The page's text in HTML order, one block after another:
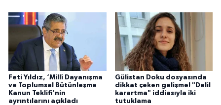
Feti Yıldız, ‘Millî Dayanışma
ve Toplumsal Bütünleşme
Kanun Teklifi'nin
ayrıntılarını açıkladı
Gülistan Doku dosyasında
dikkat çeken gelişme! "Delil
karartma" iddiasıyla iki
tutuklama